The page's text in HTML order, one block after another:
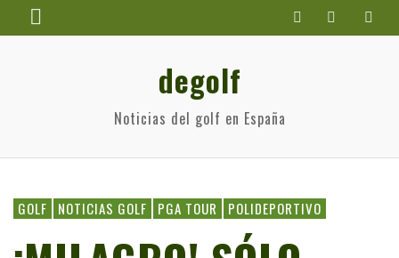
degolf
Noticias del golf en España
GOLF NOTICIAS GOLF PGA TOUR POLIDEPORTIVO